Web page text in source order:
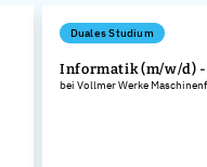
Duales Studium
Informatik (m/w/d)
bei Vollmer Werke